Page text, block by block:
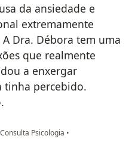
da ansiedade e
extremamente
Dra. Débora tem uma
que realmente
a enxergar
tinha percebido.
Consulta Psicologia •